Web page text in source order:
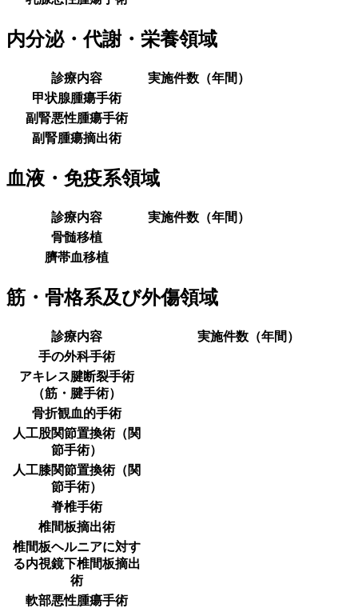
内分泌・代謝・栄養領域
診療内容
実施件数（年間）
甲状腺腫瘍手術
副腎悪性腫瘍手術
副腎腫瘍摘出術
血液・免疫系領域
診療内容
実施件数（年間）
骨髄移植
臍帯血移植
筋・骨格系及び外傷領域
診療内容
実施件数（年間）
手の外科手術
アキレス腱断裂手術
（筋・腱手術）
骨折観血的手術
人工股関節置換術（関
節手術）
人工膝関節置換術（関
節手術）
脊椎手術
椎間板摘出術
椎間板ヘルニアに対す
る内視鏡下椎間板摘出
術
軟部悪性腫瘍手術